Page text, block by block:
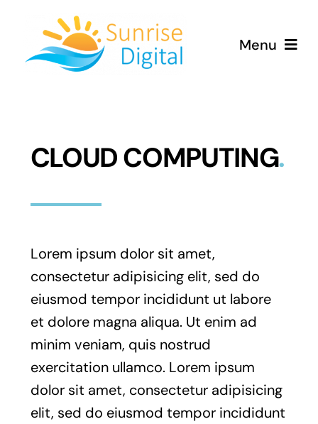
content
Menu
Services
CLOUD COMPUTING.
Lorem ipsum dolor sit amet,
consectetur adipisicing elit, sed do
eiusmod tempor incididunt ut labore
et dolore magna aliqua. Ut enim ad
minim veniam, quis nostrud
exercitation ullamco. Lorem ipsum
dolor sit amet, consectetur adipisicing
elit, sed do eiusmod tempor incididunt